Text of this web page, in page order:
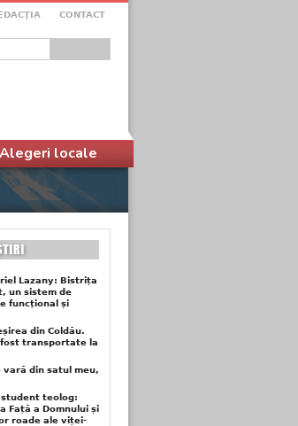
CONTACT
Alegeri locale
Lazany: Bistrița
un sistem de
funcțional și
din Coldău.
transportate la
vară din satul meu,
student teolog:
Față a Domnului și
roade ale viței-